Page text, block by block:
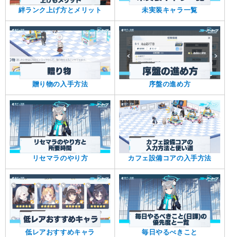
絆ランク上げ方とメリット 未実装キャラ一覧
贈り物の入手方法 序盤の進め方
リセマラのやり方 カフェ設備コアの入手方法
低レアおすすめキャラ 毎日やるべきこと